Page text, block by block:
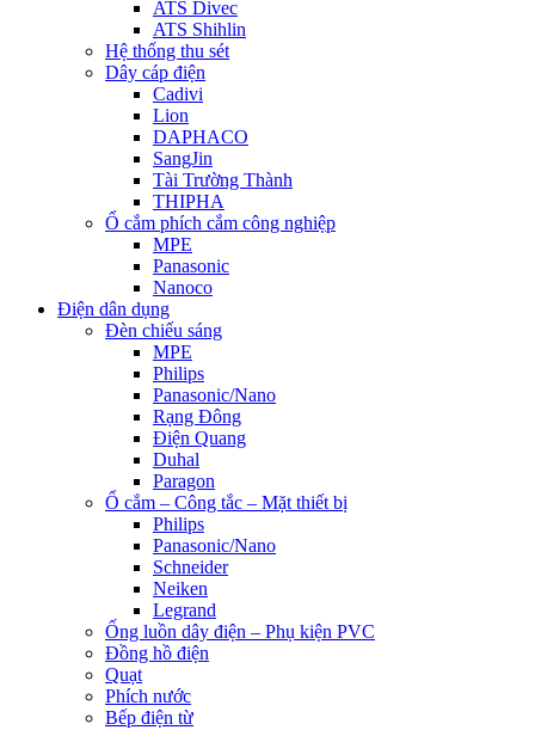
ATS Divec
ATS Shihlin
Hệ thống thu sét
Dây cáp điện
Cadivi
Lion
DAPHACO
SangJin
Tài Trường Thành
THIPHA
Ổ cắm phích cắm công nghiệp
MPE
Panasonic
Nanoco
Điện dân dụng
Đèn chiếu sáng
MPE
Philips
Panasonic/Nano
Rạng Đông
Điện Quang
Duhal
Paragon
Ổ cắm – Công tắc – Mặt thiết bị
Philips
Panasonic/Nano
Schneider
Neiken
Legrand
Ống luồn dây điện – Phụ kiện PVC
Đồng hồ điện
Quạt
Phích nước
Bếp điện từ